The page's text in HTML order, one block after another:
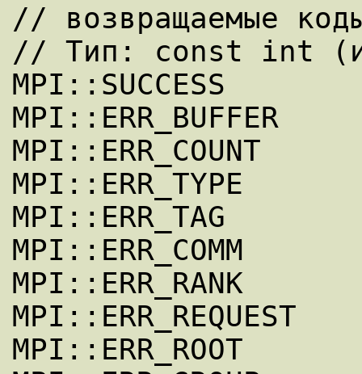
// возвращаемые
// Тип: const int
MPI::SUCCESS
MPI::ERR_BUFFER
MPI::ERR_COUNT
MPI::ERR_TYPE
MPI::ERR_TAG
MPI::ERR_COMM
MPI::ERR_RANK
MPI::ERR_REQUEST
MPI::ERR_ROOT